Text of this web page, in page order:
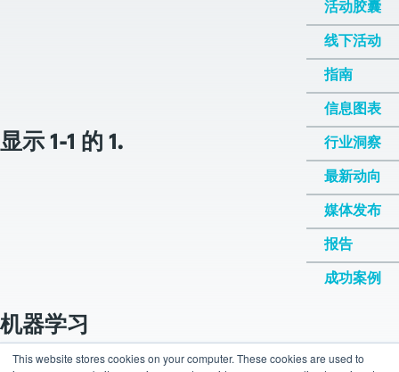
This website stores cookies on your computer. These cookies are used to
显示 1-1 的 1.
活动胶囊
线下活动
指南
信息图表
行业洞察
最新动向
媒体发布
报告
成功案例
机器学习